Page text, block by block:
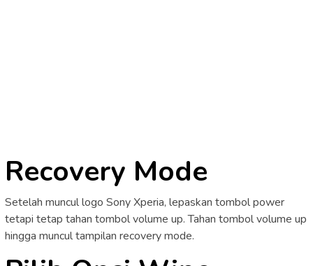
Recovery Mode
Setelah muncul logo Sony Xperia, lepaskan tombol power
tetapi tetap tahan tombol volume up. Tahan tombol volume up
hingga muncul tampilan recovery mode.